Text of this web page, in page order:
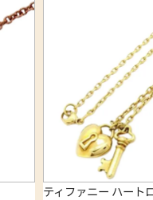
ティファニー ハート